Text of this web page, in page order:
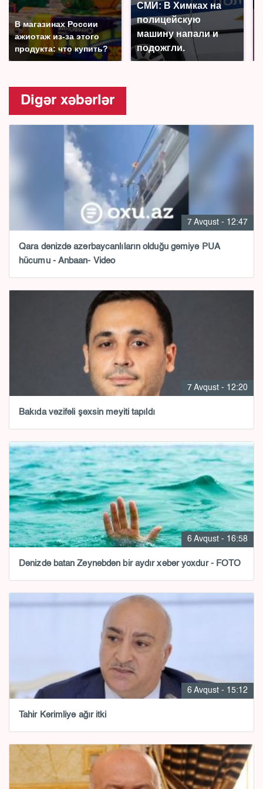
В магазинах России
ажиотаж из-за этого
продукта: что купить?
СМИ: В Химках на
полицейскую
машину напали и
подожгли.
Digər xəbərlər
7 Avqust - 12:47
Qara dənizdə azərbaycanlıların olduğu gəmiyə PUA
hücumu - Anbaan- Video
7 Avqust - 12:20
Bakıda vəzifəli şəxsin meyiti tapıldı
6 Avqust - 16:58
Dənizdə batan Zeynəbdən bir aydır xəbər yoxdur - FOTO
6 Avqust - 15:12
Tahir Kərimliyə ağır itki